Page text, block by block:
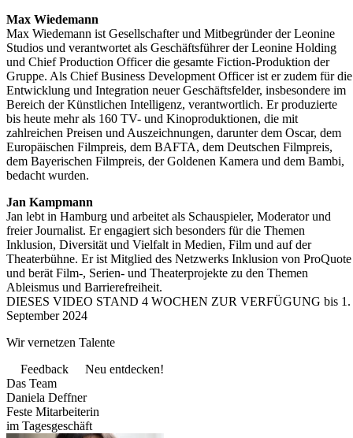
Max Wiedemann
Max Wiedemann ist Gesellschafter und Mitbegründer der Leonine
Studios und verantwortet als Geschäftsführer der Leonine Holding
und Chief Production Officer die gesamte Fiction-Produktion der
Gruppe. Als Chief Business Development Officer ist er zudem für die
Entwicklung und Integration neuer Geschäftsfelder, insbesondere im
Bereich der Künstlichen Intelligenz, verantwortlich. Er produzierte
bis heute mehr als 160 TV- und Kinoproduktionen, die mit
zahlreichen Preisen und Auszeichnungen, darunter dem Oscar, dem
Europäischen Filmpreis, dem BAFTA, dem Deutschen Filmpreis,
dem Bayerischen Filmpreis, der Goldenen Kamera und dem Bambi,
bedacht wurden.
Jan Kampmann
Jan lebt in Hamburg und arbeitet als Schauspieler, Moderator und
freier Journalist. Er engagiert sich besonders für die Themen
Inklusion, Diversität und Vielfalt in Medien, Film und auf der
Theaterbühne. Er ist Mitglied des Netzwerks Inklusion von ProQuote
und berät Film-, Serien- und Theaterprojekte zu den Themen
Ableismus und Barrierefreiheit.
DIESES VIDEO STAND 4 WOCHEN ZUR VERFÜGUNG bis 1.
September 2024
Wir vernetzen Talente
Feedback
Neu entdecken!
Das Team
Daniela Deffner
Feste Mitarbeiterin
im Tagesgeschäft